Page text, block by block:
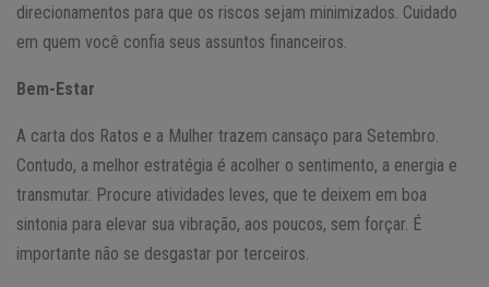
direcionamentos para que os riscos sejam minimizados. Cuidado
em quem você confia seus assuntos financeiros.
Bem-Estar
A carta dos Ratos e a Mulher trazem cansaço para Setembro.
Contudo, a melhor estratégia é acolher o sentimento, a energia e
transmutar. Procure atividades leves, que te deixem em boa
sintonia para elevar sua vibração, aos poucos, sem forçar. É
importante não se desgastar por terceiros.